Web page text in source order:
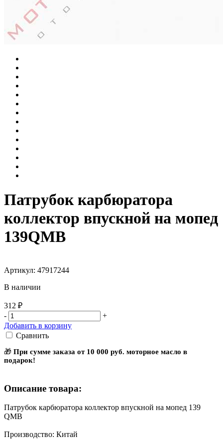
Патрубок карбюратора
коллектор впускной на мопед
139QMB
Артикул: 47917244
В наличии
312 ₽
-
+
Добавить в корзину
Сравнить
🎁 При сумме заказа от 10 000 руб. моторное масло в
подарок!
Описание товара:
Патрубок карбюратора коллектор впускной на мопед 139
QMB
Производство: Китай